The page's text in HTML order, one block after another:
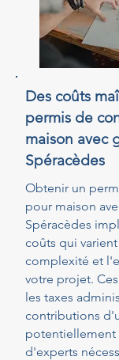
Des coûts
permis de
maison avec
Spéracèdes
Obtenir un
pour maison
Spéracèdes
coûts qui
complexité et
votre projet.
les taxes
contributions
potentiellement
d'experts